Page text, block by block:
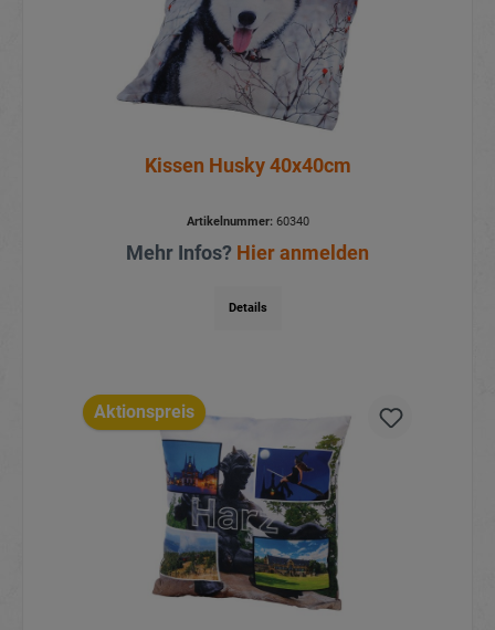
Kissen Husky 40x40cm
Artikelnummer:60340
Mehr Infos? Hier anmelden
Details
Aktionspreis